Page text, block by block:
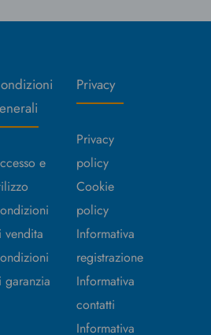
e
vendita
garanzia
Privacy
Privacy
policy
Cookie
policy
Informativa
registrazione
Informativa
contatti
Informativa